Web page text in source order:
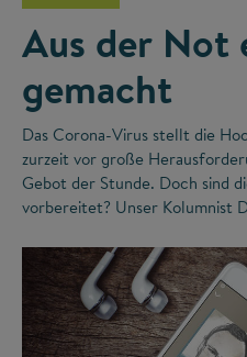
Aus der Not
gemacht
Das Corona-Virus stellt die
zurzeit vor große
Gebot der Stunde. Doch sind
vorbereitet? Unser Kolumnist